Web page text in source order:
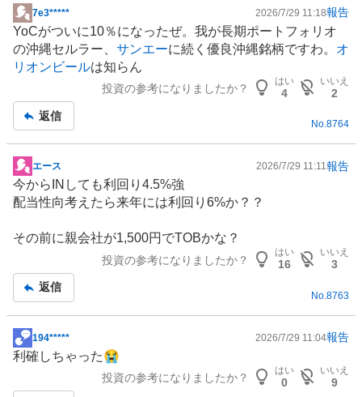
掲
示
板
記
7e3***** 2026/7/29 11:18報告
YoCがついに10％になったぜ。我が長期ポートフォリオ
の沖縄セルラー、 サンエーに続く優良沖縄銘柄ですわ。 オ
リオンビールは知らん
投資の参考になりましたか？
はい
4
いいえ
2
返信
No.8764
掲
示
板
事
エース 2026/7/29 11:11報告
今からINしても利回り4.5%強
配当性向考えたら来年には利回り6%か？？
その前に親会社が1,500円でTOBかな？
投資の参考になりましたか？
はい
16
いいえ
3
返信
No. 8763
掲
示
194***** 2026/7/29 11:04報告
利確しちゃった😭
投資の参考になりましたか？
はい
0
いいえ
9